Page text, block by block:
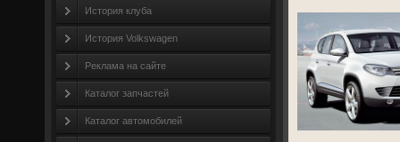
История клуба
История Volkswagen
Реклама на сайте
Каталог запчастей
Каталог автомобилей